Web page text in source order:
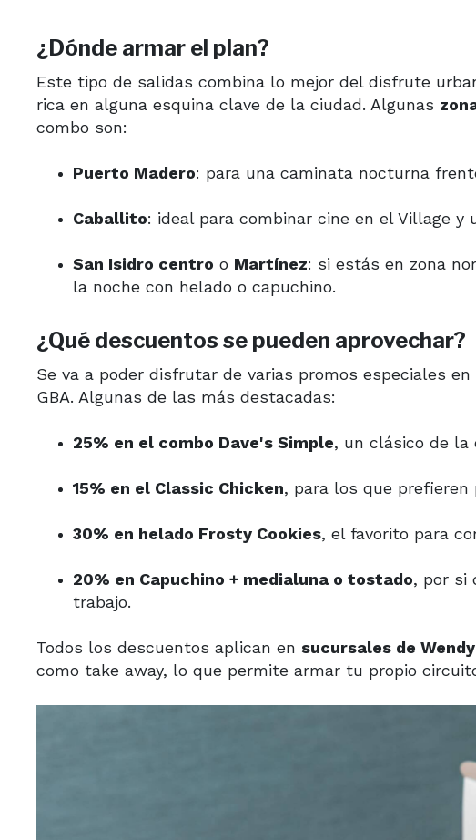
¿Dónde armar el plan?
Este tipo de salidas combina lo mejor del disfrute
rica en alguna esquina clave de la ciudad. Algunas
combo son:
Puerto Madero: para una caminata nocturna
Caballito: ideal para combinar cine en el Village y
San Isidro centro o Martínez: si estás en zona
la noche con helado o capuchino.
¿Qué descuentos se pueden aprovechar?
Se va a poder disfrutar de varias promos especiales
GBA. Algunas de las más destacadas:
25% en el combo Dave's Simple, un clásico de la
15% en el Classic Chicken, para los que prefieren
30% en helado Frosty Cookies, el favorito para
20% en Capuchino + medialuna o tostado, por si
trabajo.
Todos los descuentos aplican en sucursales de
como take away, lo que permite armar tu propio